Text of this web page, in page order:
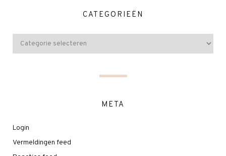
CATEGORIEËN
META
Login
Vermeldingen feed